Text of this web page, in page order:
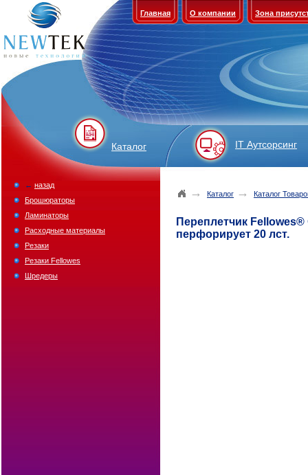
Главная О компании Зона
Каталог IT Аутсорсинг
→ Каталог → Каталог
Переплетчик
перфорирует 20 лст.
← назад
Брошюраторы
Ламинаторы
Расходные материалы
Резаки
Резаки Fellowes
Шредеры